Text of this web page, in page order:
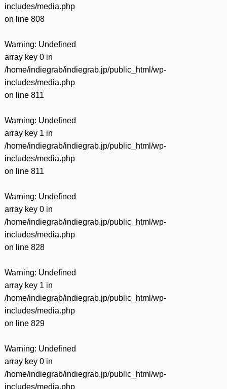
includes/media.php
on line 808
Warning: Undefined
array key 0 in
/home/indiegrab/indiegrab.jp/public_html/wp-
includes/media.php
on line 811
Warning: Undefined
array key 1 in
/home/indiegrab/indiegrab.jp/public_html/wp-
includes/media.php
on line 811
Warning: Undefined
array key 0 in
/home/indiegrab/indiegrab.jp/public_html/wp-
includes/media.php
on line 828
Warning: Undefined
array key 1 in
/home/indiegrab/indiegrab.jp/public_html/wp-
includes/media.php
on line 829
Warning: Undefined
array key 0 in
/home/indiegrab/indiegrab.jp/public_html/wp-
includes/media.php